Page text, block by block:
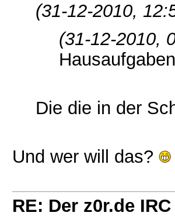
(31-12-2010,
(31-12-2010,
Die die in der
Und wer will das?
RE: Der z0r.de IRC